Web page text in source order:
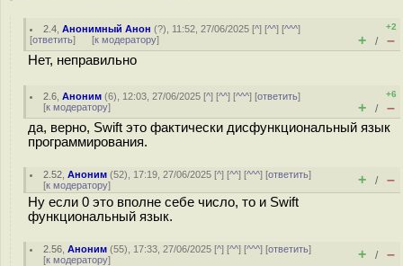
2.4 ,Анонимный Анон (?), 11:52, 27/06/2025 [^] [^^] [^^^]
[ответить] [к модератору]
+2
+ / –
Нет, неправильно
2.6 ,Аноним (6), 12:03, 27/06/2025 [^] [^^] [^^^] [ответить]
[к модератору]
+6
+ / –
да, верно, Swift это фактически дисфункциональный язык
программирования.
2.52 ,Аноним (52), 17:19, 27/06/2025 [^] [^^] [^^^] [ответить]
[к модератору] + / –
Ну если 0 это вполне себе число, то и Swift
функциональный язык.
2.56 ,Аноним (55), 17:33, 27/06/2025 [^] [^^] [^^^] [ответить]
[к модератору] + / –